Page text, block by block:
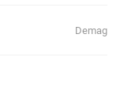
Demag